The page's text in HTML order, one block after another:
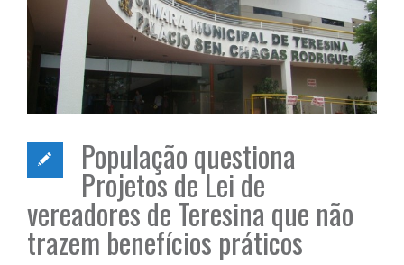
População questiona
Projetos de Lei de
vereadores de Teresina que não
trazem benefícios práticos